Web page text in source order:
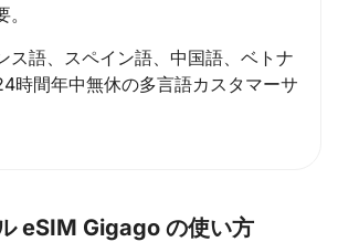
ス語、スペイン語、中国語、ベトナ
時間年中無休の多言語カスタマーサ
eSIM Gigago の使い方